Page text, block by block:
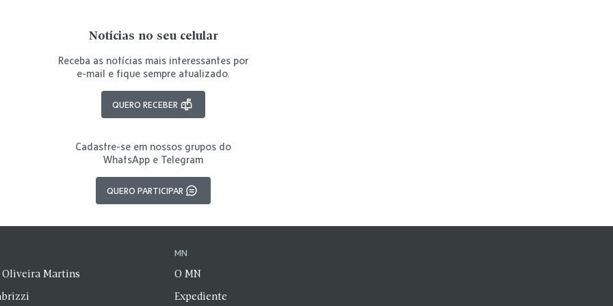
Notícias no seu celular
Receba as notícias mais interessantes por
e-mail e fique sempre atualizado.
QUERO RECEBER
Cadastre-se em nossos grupos do
WhatsApp e Telegram
QUERO PARTICIPAR
Oliveira Martins
MN
O MN
Expediente